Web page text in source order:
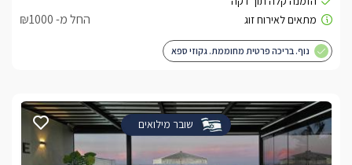
החל מ- ₪1000
נוף. בריכה פרטית מחוממת. גקוזי ספא
שובר מילואים